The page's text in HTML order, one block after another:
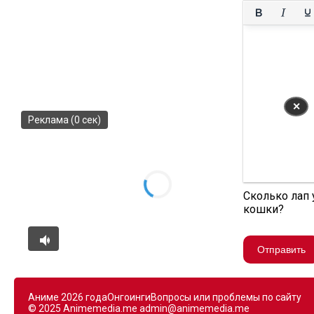
Сколько лап
кошки?
Отправить
Аниме 2026 годаОнгоингиВопросы или проблемы по сайту
© 2025 Animemedia.me admin@animemedia.me
✕
Реклама (0 сек)